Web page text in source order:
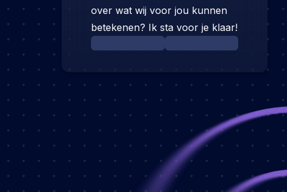
over wat wij voor jou kunnen
betekenen? Ik sta voor je klaar!